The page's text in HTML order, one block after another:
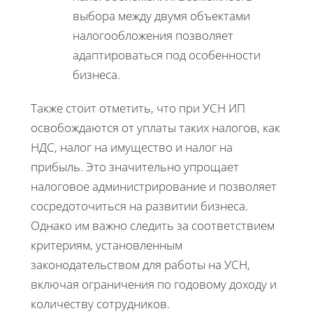
выбора между двумя объектами
налогообложения позволяет
адаптироваться под особенности
бизнеса.
Также стоит отметить, что при УСН ИП
освобождаются от уплаты таких налогов, как
НДС, налог на имущество и налог на
прибыль. Это значительно упрощает
налоговое администрирование и позволяет
сосредоточиться на развитии бизнеса.
Однако им важно следить за соответствием
критериям, установленным
законодательством для работы на УСН,
включая ограничения по годовому доходу и
количеству сотрудников.